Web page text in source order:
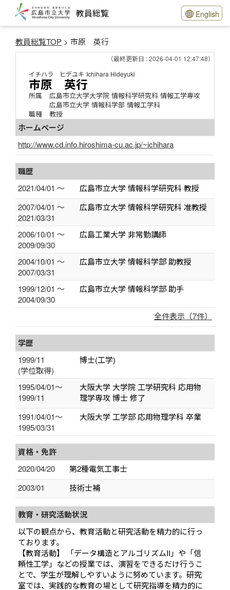
教員総覧 English
教員総覧TOP > 市原 英行
（最終更新日 : 2026-04-01 12:47:48）
イチハラ ヒデユキ Ichihara Hideyuki
市原 英行
所属
広島市立大学大学院 情報科学研究科 情報工学専攻
広島市立大学 情報科学部 情報工学科
職種
教授
ホームページ
http://www.cd.info.hiroshima-cu.ac.jp/~ichihara
職歴
2021/04/01 ～
広島市立大学 情報科学研究科 教授
2007/04/01 ～
2021/03/31
広島市立大学 情報科学研究科 准教授
2006/10/01 ～
2009/09/30
広島工業大学 非常勤講師
2004/10/01 ～
2007/03/31
広島市立大学 情報科学部 助教授
1999/12/01 ～
2004/09/30
広島市立大学 情報科学部 助手
全件表示（7件）
学歴
1999/11
(学位取得)
博士(工学)
1995/04/01～
1999/11
大阪大学 大学院 工学研究科 応用物
理学専攻 博士 修了
1991/04/01～
1995/03/31
大阪大学 工学部 応用物理学科 卒業
資格・免許
2020/04/20
第2種電気工事士
2003/01
技術士補
教育・研究活動状況
以下の観点から、教育活動と研究活動を精力的に行っ
ております。
【教育活動】 「データ構造とアルゴリズムII」や「信
頼性工学」などの授業では、演習をできるだけ行うこ
とで、学生が理解しやすいように努めています。研究
室では、実践的な教育の場として研究指導を精力的に